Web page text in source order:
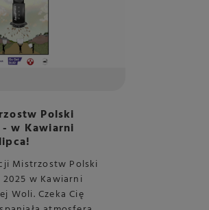
Polski
- w Kawiarni
Mistrzostw Polski
w Kawiarni
Woli. Czeka Cię